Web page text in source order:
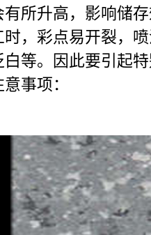
所升高，影响储
，彩点易开裂，
等。因此要引起
事项：